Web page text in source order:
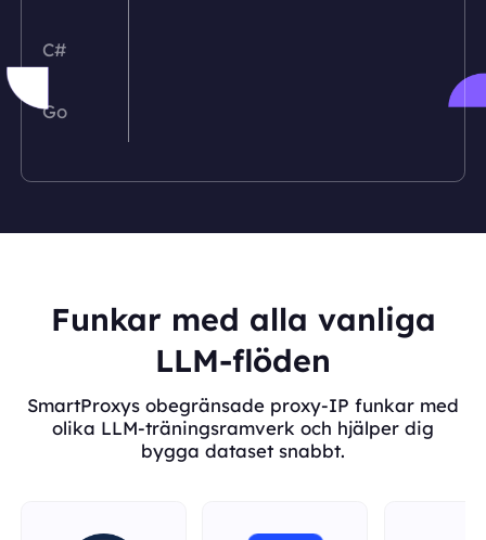
C#
Go
Python
Funkar med alla vanliga
LLM-flöden
SmartProxys obegränsade proxy-IP funkar med
olika LLM-träningsramverk och hjälper dig
bygga dataset snabbt.